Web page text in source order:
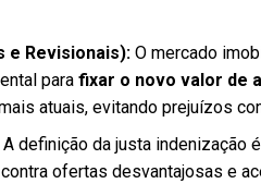
e Revisionais):O mercado
para fixar o novo valor de
atuais, evitando prejuízos
definição da justa indenização
ofertas desvantajosas e